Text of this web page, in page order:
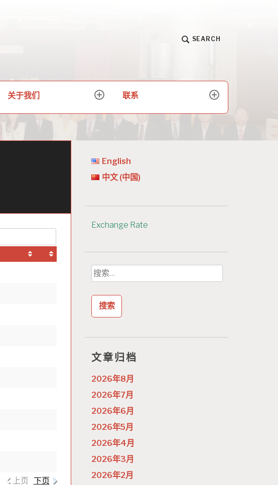
SEARCH
关于我们
expand
menu
联系
expand
menu
上页 下页
English
中文 (中国)
Exchange Rate
搜
索：
文章归档
2026年8月
2026年7月
2026年6月
2026年5月
2026年4月
2026年3月
2026年2月